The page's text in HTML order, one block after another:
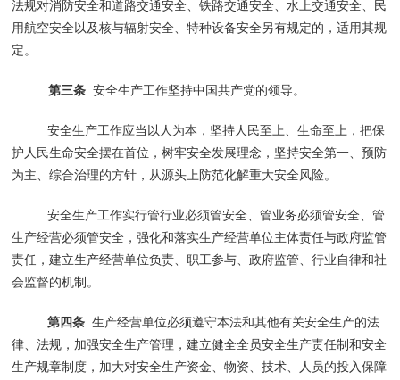
法规对消防安全和道路交通安全、铁路交通安全、水上交通安全、民
用航空安全以及核与辐射安全、特种设备安全另有规定的，适用其规
定。
第三条安全生产工作坚持中国共产党的领导。
安全生产工作应当以人为本，坚持人民至上、生命至上，把保
护人民生命安全摆在首位，树牢安全发展理念，坚持安全第一、预防
为主、综合治理的方针，从源头上防范化解重大安全风险。
安全生产工作实行管行业必须管安全、管业务必须管安全、管
生产经营必须管安全，强化和落实生产经营单位主体责任与政府监管
责任，建立生产经营单位负责、职工参与、政府监管、行业自律和社
会监督的机制。
第四条 生产经营单位必须遵守本法和其他有关安全生产的法
律、法规，加强安全生产管理，建立健全全员安全生产责任制和安全
生产规章制度，加大对安全生产资金、物资、技术、人员的投入保障